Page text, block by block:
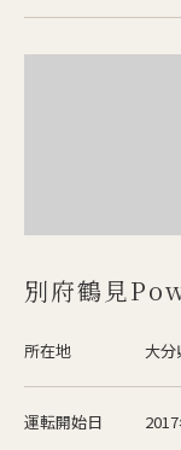
別府鶴見
所在地 大分
運転開始日